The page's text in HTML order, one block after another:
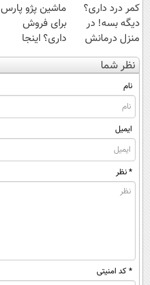
کمر درد داری؟
دیگه بسه! در
منزل درمانش
کن
(◀پرسش‌نامه)
ماشین پژو پارس
برای فروش
داری؟ اینجا
سریع بفروشش
نظر شما
نام
ایمیل
* نظر
* کد امنیتی